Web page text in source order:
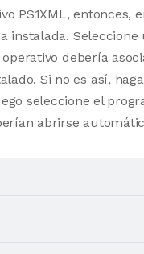
PS1XML, entonces,
instalada.
debería
Si no es así,
seleccione el
abrirse